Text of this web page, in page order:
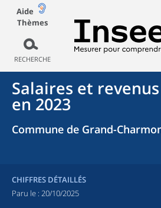
Aide
Thèmes
RECHERCHE
Salaires et
en 2023
Commune de Grand-
CHIFFRES DÉTAILLÉS
Paru le : 20/10/2025